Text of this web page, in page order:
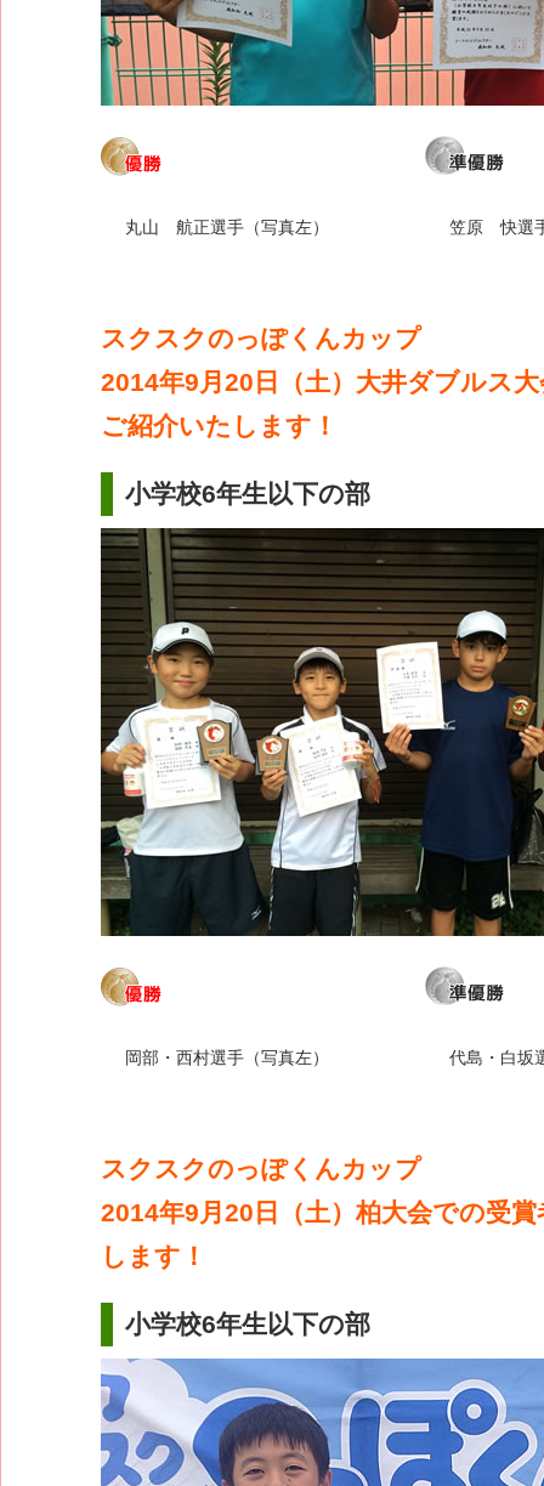
丸山 航正選手（写真左） 笠原 快選
スクスクのっぽくんカップ
2014年9月20日（土）大井ダブルス
ご紹介いたします！
小学校6年生以下の部
岡部・西村選手（写真左） 代島・白坂
スクスクのっぽくんカップ
2014年9月20日（土）柏大会での受
します！
小学校6年生以下の部